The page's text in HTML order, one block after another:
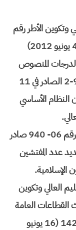
وتكوين الأطر رقم
12-2171 صادر في 13 من رجب 1433 (4 يونيو 2012)
المنصوص
عليها في المادة 14 من المرسوم رقم 793-96-2 الصادر في 11
1997) في شأن النظام الأساسي
قرار لوزير الأوقاف والشؤون الإسلامية رقم 06- 940 صادر
1427 (3 ماي 2006) بتحديد عدد المفتشين
الإسلامية.
العالي وتكوين
القطاعات العامة
رقم 05-1407 صادر في 8 جمادى الأولى 1426 (16 يونيو